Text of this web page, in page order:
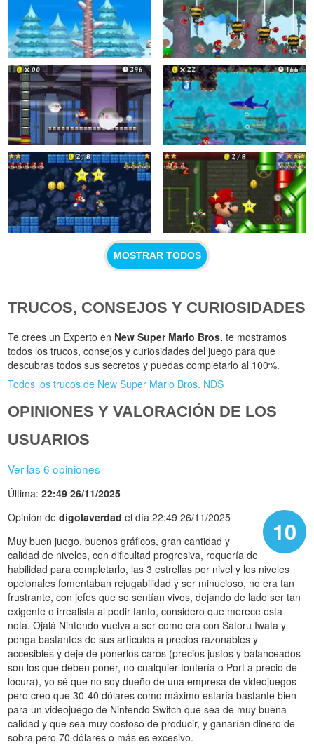
MOSTRAR TODOS
TRUCOS, CONSEJOS Y CURIOSIDADES
Te crees un Experto en New Super Mario Bros. te mostramos
todos los trucos, consejos y curiosidades del juego para que
descubras todos sus secretos y puedas completarlo al 100%.
Todos los trucos de New Super Mario Bros. NDS
OPINIONES Y VALORACIÓN DE LOS
USUARIOS
Ver las 6 opiniones
Última:22:49 26/11/2025
10
Opinión dedigolaverdad el día 22:49 26/11/2025
Muy buen juego, buenos gráficos, gran cantidad y
calidad de niveles, con dificultad progresiva, requería de
habilidad para completarlo, las 3 estrellas por nivel y los niveles
opcionales fomentaban rejugabilidad y ser minucioso, no era tan
frustrante, con jefes que se sentían vivos, dejando de lado ser tan
exigente o irrealista al pedir tanto, considero que merece esta
nota. Ojalá Nintendo vuelva a ser como era con Satoru Iwata y
ponga bastantes de sus artículos a precios razonables y
accesibles y deje de ponerlos caros (precios justos y balanceados
son los que deben poner, no cualquier tontería o Port a precio de
locura), yo sé que no soy dueño de una empresa de videojuegos
pero creo que 30-40 dólares como máximo estaría bastante bien
para un videojuego de Nintendo Switch que sea de muy buena
calidad y que sea muy costoso de producir, y ganarían dinero de
sobra pero 70 dólares o más es excesivo.